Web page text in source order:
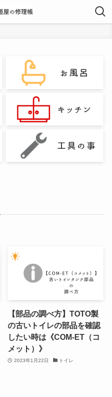
【部品の調べ方】TOTO製
の古いトイレの部品を確認
したい時は《COM-ET（コ
メット）》
2023年1月22日 トイレ